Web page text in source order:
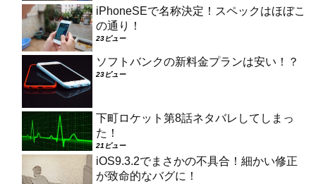
iPhoneSEで名称決定！スペックはほぼこ
の通り！
23ビュー
ソフトバンクの新料金プランは安い！？
23ビュー
下町ロケット第8話ネタバレしてしまっ
た！
21ビュー
iOS9.3.2でまさかの不具合！細かい修正
が致命的なバグに！